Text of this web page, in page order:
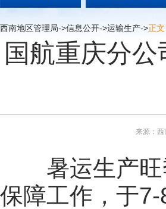
西南地区管理局->信息公开->运输生产->正文
国航重庆分
来源：西
暑运生产旺
保障工作，于7-
按
Alt
加
浪